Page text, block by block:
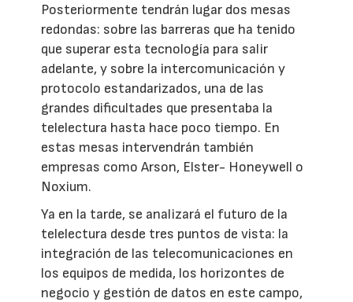
Posteriormente tendrán lugar dos mesas
redondas: sobre las barreras que ha tenido
que superar esta tecnología para salir
adelante, y sobre la intercomunicación y
protocolo estandarizados, una de las
grandes dificultades que presentaba la
telelectura hasta hace poco tiempo. En
estas mesas intervendrán también
empresas como Arson, Elster- Honeywell o
Noxium.
Ya en la tarde, se analizará el futuro de la
telelectura desde tres puntos de vista: la
integración de las telecomunicaciones en
los equipos de medida, los horizontes de
negocio y gestión de datos en este campo,